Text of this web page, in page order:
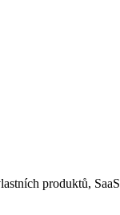
produktů, SaaS